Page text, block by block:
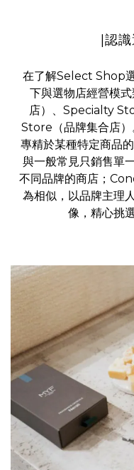
|認
在了解Select Shop
下與選物店經營模
店）、Specialty
Store（品牌集合店
專精於某種特定商品
與一般常見只銷售單
不同品牌的商店；
為相似，以品牌主理
像，精心挑